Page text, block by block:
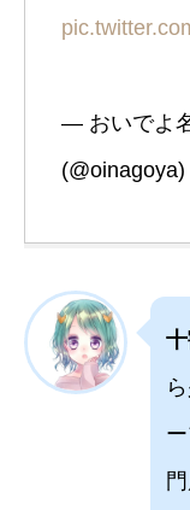
— おいでよ
(@oinagoya)